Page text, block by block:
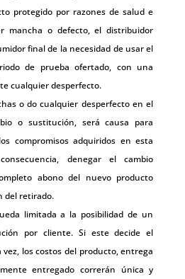
protegido por razones de salud e
mancha o defecto, el distribuidor
final de la necesidad de usar el
de prueba ofertado, con una
cualquier desperfecto.
o do cualquier desperfecto en el
o sustitución, será causa para
compromisos adquiridos en esta
denegar el cambio
abono del nuevo producto
del retirado.
limitada a la posibilidad de un
por cliente. Si este decide el
los costos del producto, entrega
entregado correrán única y